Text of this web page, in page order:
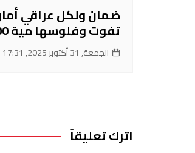
ضمان ولكل عراقي
تفوت وفلوسها مية 100
الجمعة, 31 أكتوبر 2025, 17:31
اترك تعليقاً